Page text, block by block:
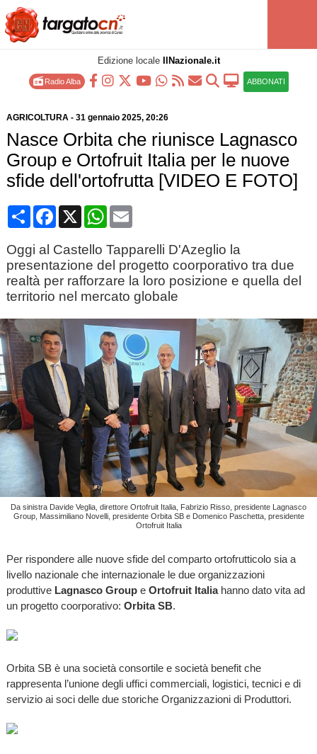
Edizione locale IlNazionale.it
Radio Alba ABBONATI
AGRICOLTURA- 31 gennaio 2025, 20:26
Nasce Orbita che riunisce Lagnasco
Group e Ortofruit Italia per le nuove
sfide dell'ortofrutta [VIDEO E FOTO]
CondividiFacebook
X WhatsApp
Email
Oggi al Castello Tapparelli D'Azeglio la
presentazione del progetto coorporativo tra due
realtà per rafforzare la loro posizione e quella del
territorio nel mercato globale
Da sinistra Davide Veglia, direttore Ortofruit Italia, Fabrizio Risso, presidente Lagnasco
Group, Massimiliano Novelli, presidente Orbita SB e Domenico Paschetta, presidente
Ortofruit Italia
Per rispondere alle nuove sfide del comparto ortofrutticolo sia a
livello nazionale che internazionale le due organizzazioni
produttive Lagnasco Groupe Ortofruit Italiahanno dato vita ad
un progetto coorporativo: Orbita SB.
Orbita SB è una società consortile e società benefit che
rappresenta l’unione degli uffici commerciali, logistici, tecnici e di
servizio ai soci delle due storiche Organizzazioni di Produttori.